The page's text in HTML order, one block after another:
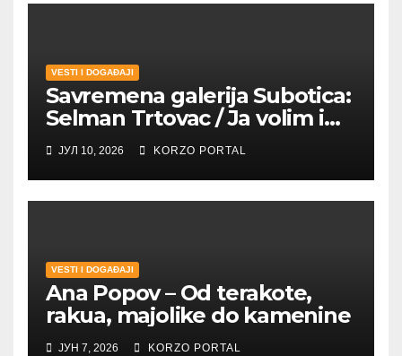
VESTI I DOGAĐAJI
Savremena galerija Subotica:
Selman Trtovac / Ja volim i
umetnost drugih
ЈУЛ 10, 2026 KORZO PORTAL
VESTI I DOGAĐAJI
Ana Popov – Od terakote,
rakua, majolike do kamenine
ЈУН 7, 2026 KORZO PORTAL